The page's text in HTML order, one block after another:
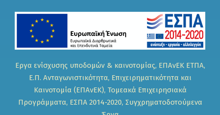
Eργα ενίσχυσης υποδομών & καινοτομίας, ΕΠΑνΕΚ ΕΤΠΑ,
Ε.Π. Ανταγωνιστικότητα, Επιχειρηματικότητα και
Καινοτομία (ΕΠΑνΕΚ), Τομεακά Επιχειρησιακά
Προγράμματα, ΕΣΠΑ 2014-2020, Συγχρηματοδοτούμενα